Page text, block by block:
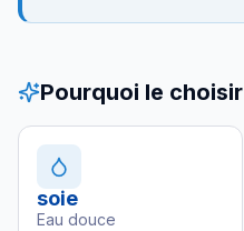
Pourquoi le choisir
soie
Eau douce